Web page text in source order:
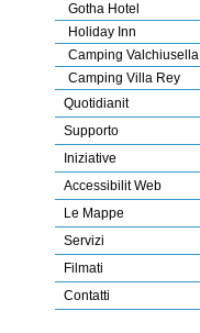
Gotha Hotel
Holiday Inn
Camping Valchiusella
Camping Villa Rey
Quotidianit
Supporto
Iniziative
Accessibilit Web
Le Mappe
Servizi
Filmati
Contatti